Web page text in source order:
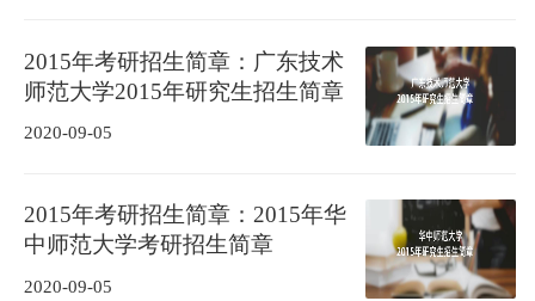
2015年考研招生简章：广东技术
师范大学2015年研究生招生简章
2020-09-05
2015年考研招生简章：2015年华
中师范大学考研招生简章
2020-09-05